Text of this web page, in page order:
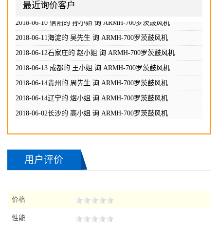
最近询价客户
2018-06-02长沙的 高小姐 询
2018-06-08 长沙的 胡小姐 询 ARMH-700罗茨鼓风机
2018-06-10 信阳的 孙小姐 询ARMH-700罗茨鼓风机
2018-06-11海淀的 吴先生 询ARMH-700罗茨鼓风机
2018-06-12石家庄的 赵小姐 询 ARMH-700罗茨鼓风机
2018-06-13 成都的 王小姐 询ARMH-700罗茨鼓风机
2018-06-14贵州的 周先生 询 ARMH-700罗茨鼓风机
2018-06-14辽宁的 煜小姐 询 ARMH-700罗茨鼓风机
2018-06-10 信阳的 孙小姐 询
2018-06-11海淀的 吴先生 询ARMH-700罗茨鼓风机
2018-06-13 成都的 王小姐 询 ARMH-700罗茨鼓风机
2018-06-14贵州的 周先生 询 ARMH-700罗茨鼓风机
用户评价
价格
性能